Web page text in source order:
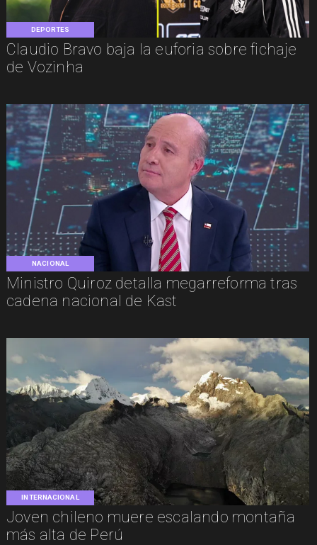
DEPORTES
Claudio Bravo baja la euforia sobre fichaje
de Vozinha
NACIONAL
Ministro Quiroz detalla megarreforma tras
cadena nacional de Kast
INTERNACIONAL
Joven chileno muere escalando montaña
más alta de Perú